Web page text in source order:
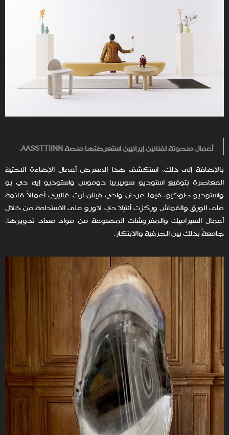
أعمال منحوتة لفنانين إيرانيين استعرضتها منصةAASSTTIINN
.
بالإضافة إلى ذلك، استكشف هذا المعرض أعمال الإضاءة النحتية
المعاصرة بتوقيع استوديو سوبيربيا دوموس واستوديو إيه دي يو
واستوديو طوكيو، فيما عرض وادي فينان آرت غاليري أعمالاً قائمة
على الورق والقماش وركزت أنتيلا دي لاورو على الاستدامة من خلال
أعمال السيراميك والمفروشات المصنوعة من مواد معاد تدويرها،
جامعةً بذلك بين الحرفية والابتكار.